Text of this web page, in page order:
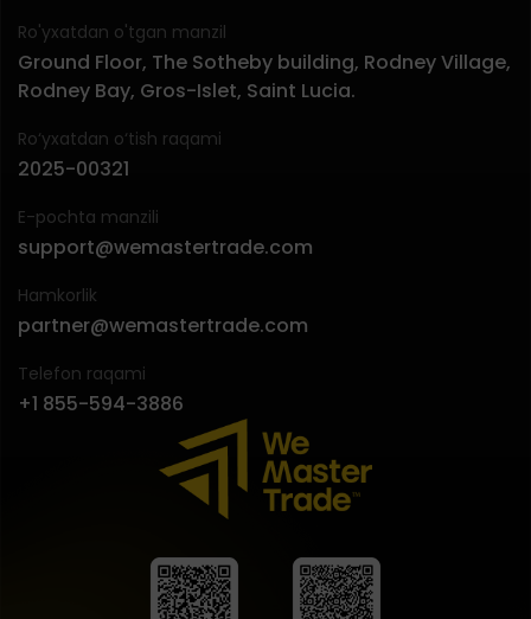
Ro'yxatdan o'tgan manzil
Ground Floor, The Sotheby building, Rodney Village,
Rodney Bay, Gros-Islet, Saint Lucia.
Ro‘yxatdan o‘tish raqami
2025-00321
E-pochta manzili
support@wemastertrade.com
Hamkorlik
partner@wemastertrade.com
Telefon raqami
+1 855-594-3886